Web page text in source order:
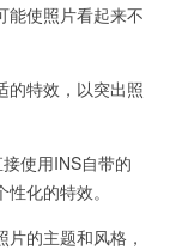
使照片看起来不
特效，以突出照
使用INS自带的
化的特效。
的主题和风格，